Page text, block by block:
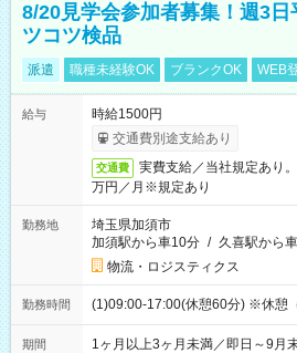
8/20見学会参加者募集！週3日
ツコツ検品
派遣 職種未経験OK ブランクOK WEB
給与
時給1500円
交通費別途支給あり
交通費
実費支給／当社規定あり
万円／月※規定あり
勤務地
埼玉県加須市
加須駅から車10分 / 久喜駅から
物流・ロジスティクス
勤務時間 (1)09:00-17:00(休憩60分) ※休憩
期間 1ヶ月以上3ヶ月未満／即日～9月